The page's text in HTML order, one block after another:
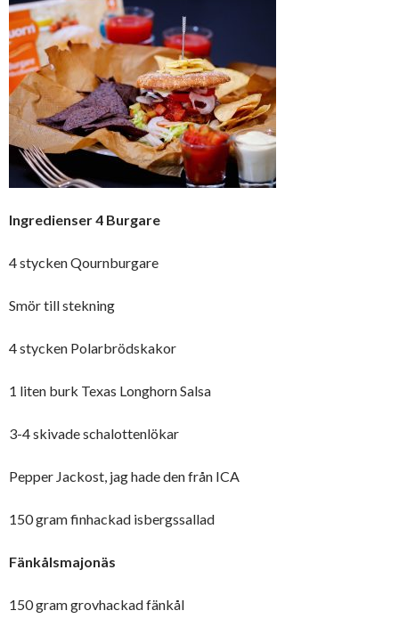
Ingredienser 4 Burgare
4 stycken Qournburgare
Smör till stekning
4 stycken Polarbrödskakor
1 liten burk Texas Longhorn Salsa
3-4 skivade schalottenlökar
Pepper Jackost, jag hade den från ICA
150 gram finhackad isbergssallad
Fänkålsmajonäs
150 gram grovhackad fänkål